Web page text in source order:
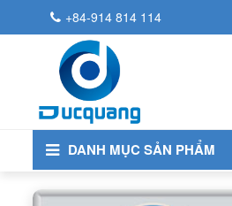
+84-914 814 114
DANH MỤC SẢN PHẨM